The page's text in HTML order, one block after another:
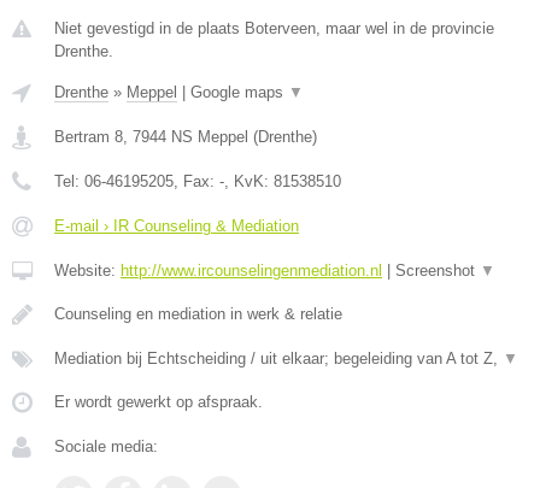
Niet gevestigd in de plaats Boterveen, maar wel in de provincie
Drenthe.
Drenthe » Meppel Google maps ▼
Bertram 8 7944 NS Meppel (Drenthe)
Tel: 06-46195205 , Fax: - , KvK: 81538510
E-mail › IR Counseling & Mediation
Website: http://www.ircounselingenmediation.nl Screenshot ▼
Counseling en mediation in werk & relatie
Mediation bij Echtscheiding / uit elkaar; begeleiding van A tot Z, ▼
Er wordt gewerkt op afspraak.
Sociale media: